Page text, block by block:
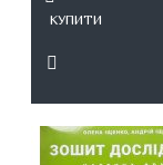
КУПИТИ